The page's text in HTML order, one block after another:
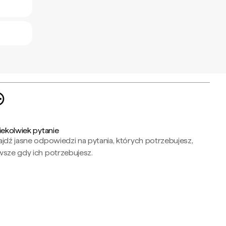
pytanie
jasne odpowiedzi na pytania, których potrzebujesz,
gdy ich potrzebujesz.